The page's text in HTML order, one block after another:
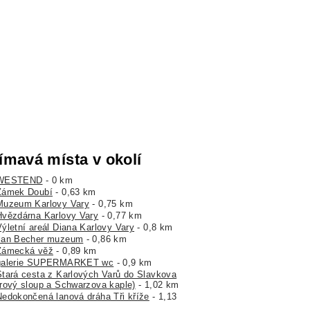
místa v okolí
- 0 km
Doubí - 0,63 km
Karlovy Vary - 0,75 km
Karlovy Vary - 0,77 km
areál Diana Karlovy Vary - 0,8 km
Becher muzeum - 0,86 km
věž - 0,89 km
SUPERMARKET wc - 0,9 km
cesta z Karlových Varů do Slavkova
sloup a Schwarzova kaple) - 1,02 km
lanová dráha Tři kříže - 1,13